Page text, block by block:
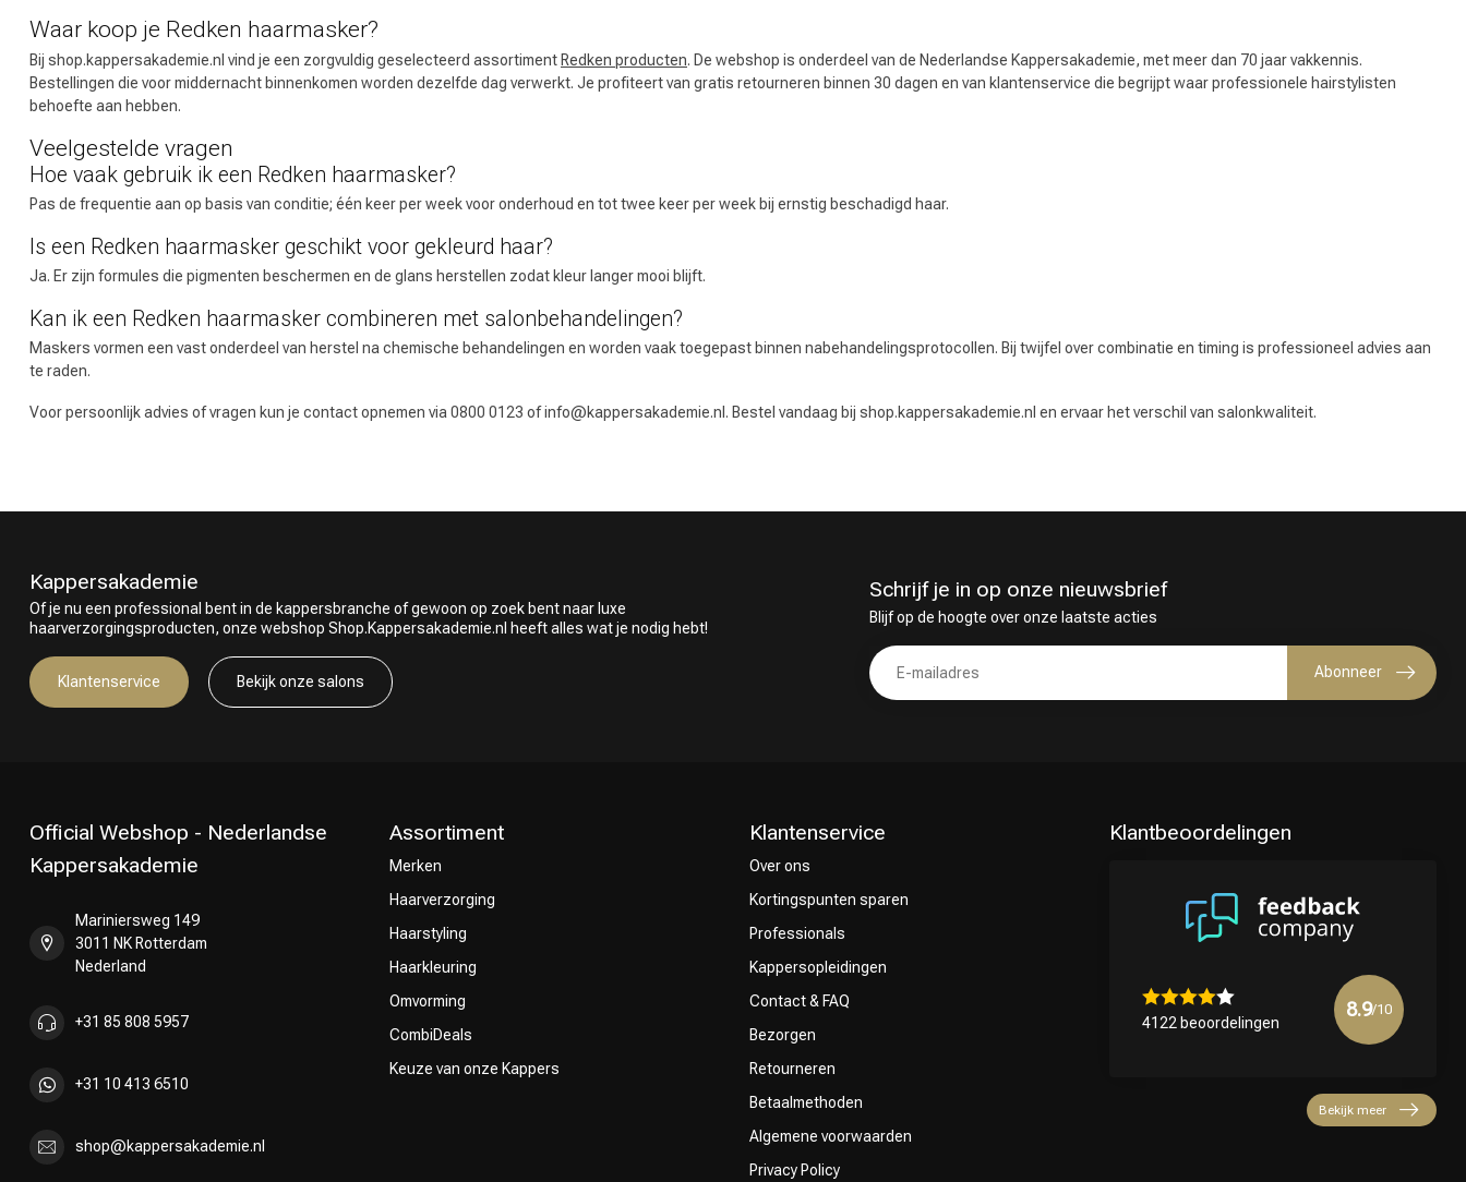
Waar koop je Redken haarmasker?
Bij shop.kappersakademie.nl vind je een zorgvuldig geselecteerd assortimentRedken producten. De webshop is onderdeel van de Nederlandse Kappersakademie, met meer dan 70 jaar vakkennis.
Bestellingen die voor middernacht binnenkomen worden dezelfde dag verwerkt. Je profiteert van gratis retourneren binnen 30 dagen en van klantenservice die begrijpt waar professionele hairstylisten
behoefte aan hebben.
Veelgestelde vragen
Hoe vaak gebruik ik een Redken haarmasker?
Pas de frequentie aan op basis van conditie; één keer per week voor onderhoud en tot twee keer per week bij ernstig beschadigd haar.
Is een Redken haarmasker geschikt voor gekleurd haar?
Ja. Er zijn formules die pigmenten beschermen en de glans herstellen zodat kleur langer mooi blijft.
Kan ik een Redken haarmasker combineren met salonbehandelingen?
Maskers vormen een vast onderdeel van herstel na chemische behandelingen en worden vaak toegepast binnen nabehandelingsprotocollen. Bij twijfel over combinatie en timing is professioneel advies aan
te raden.
Voor persoonlijk advies of vragen kun je contact opnemen via 0800 0123 ofinfo@kappersakademie.nl . Bestel vandaag bij shop.kappersakademie.nl en ervaar het verschil van salonkwaliteit.
Kappersakademie
Of je nu een professional bent in de kappersbranche of gewoon op zoek bent naar luxe
haarverzorgingsproducten, onze webshop Shop.Kappersakademie.nl heeft alles wat je nodig hebt!
Klantenservice Bekijk onze salons
Schrijf je in op onze nieuwsbrief
Blijf op de hoogte over onze laatste acties
Abonneer
Official Webshop - Nederlandse
Kappersakademie
Mariniersweg 149
3011 NK Rotterdam
Nederland
+31 85 808 5957
+31 10 413 6510
shop@kappersakademie.nl
Assortiment
Merken
Haarverzorging
Haarstyling
Haarkleuring
Omvorming
CombiDeals
Keuze van onze Kappers
Klantenservice
Over ons
Kortingspunten sparen
Professionals
Kappersopleidingen
Contact & FAQ
Bezorgen
Retourneren
Betaalmethoden
Algemene voorwaarden
Privacy Policy
Klantbeoordelingen
4122 beoordelingen
8.9/10
Bekijk meer